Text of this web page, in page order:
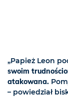
„Papież Leon
swoim
atakowana.
– powiedział